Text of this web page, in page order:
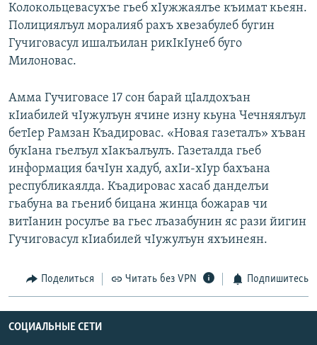
Колокольцевасухъе гьеб хIужжаялъе къимат кьеян.
Полициялъул моралияб рахъ хвезабулеб бугин
Гучиговасул ишалъилан рикIкIунеб буго
Милоновас.
Амма Гучиговасе 17 сон барай цIалдохъан
кIиабилей чIужулъун ячине изну кьуна Чечняялъул
бетIер Рамзан Къадировас. «Новая газеталъ» хъван
букIана гьелъул хIакъалъулъ. Газеталда гьеб
информация бачIун хадуб, ахIи-хIур бахъана
республикаялда. Къадировас хасаб данделъи
гьабуна ва гьениб бицана жинца божарав чи
витIанин росулъе ва гьес лъазабунин яс рази йигин
Гучиговасул кIиабилей чIужулъун яхъинеян.
Поделиться Читать без VPN Подпишитесь
СОЦИАЛЬНЫЕ СЕТИ